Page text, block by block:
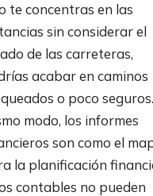
te concentras en las
sin considerar el
de las carreteras,
acabar en caminos
o poco
modo, los informes
son como el
la planificación
contables no pueden